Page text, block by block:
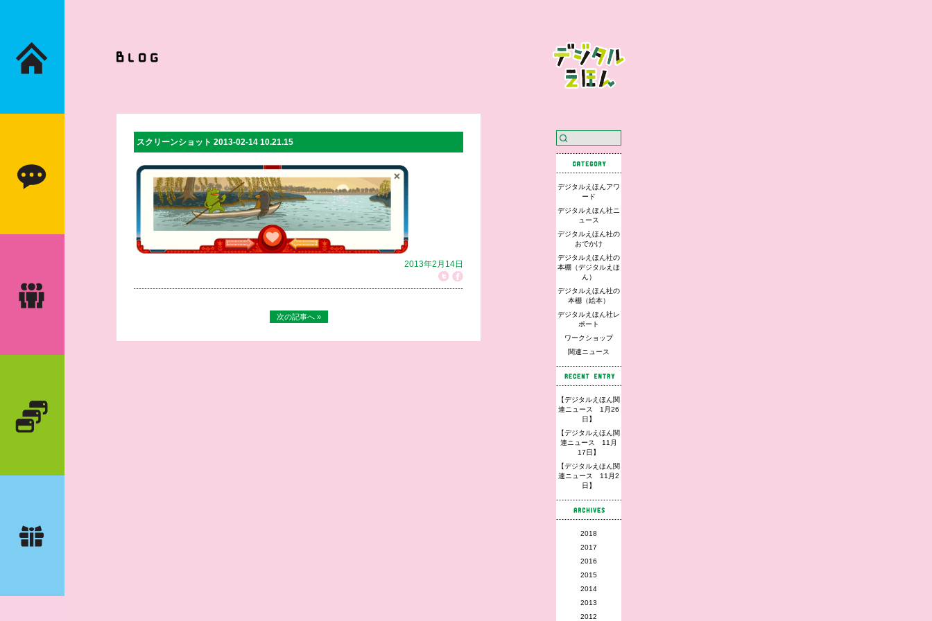
スクリーンショット 2013-02-14 10.21.15
2013年2月14日
次の記事へ »
デジタルえほんアワ
ード
デジタルえほん社ニ
ュース
デジタルえほん社の
おでかけ
デジタルえほん社の
本棚（デジタルえほ
ん）
デジタルえほん社の
本棚（絵本）
デジタルえほん社レ
ポート
ワークショップ
関連ニュース
【デジタルえほん関
連ニュース 1月26
日】
【デジタルえほん関
連ニュース 11月
17日】
【デジタルえほん関
連ニュース 11月2
日】
2018
2017
2016
2015
2014
2013
2012